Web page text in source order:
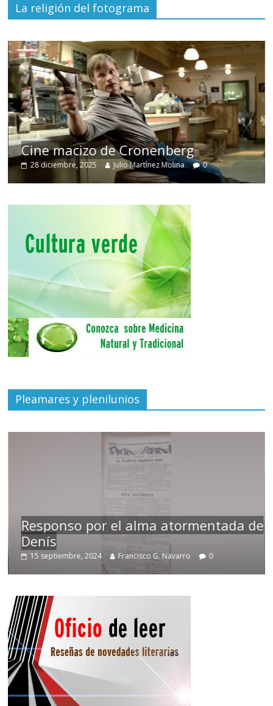
La religión del fotograma
Cine macizo de Cronenberg
28 diciembre, 2025 Julio Martínez Molina 0
Pleamares y plenilunios
Responso por el alma atormentada de
Denís
15 septiembre, 2024 Francisco G. Navarro 0